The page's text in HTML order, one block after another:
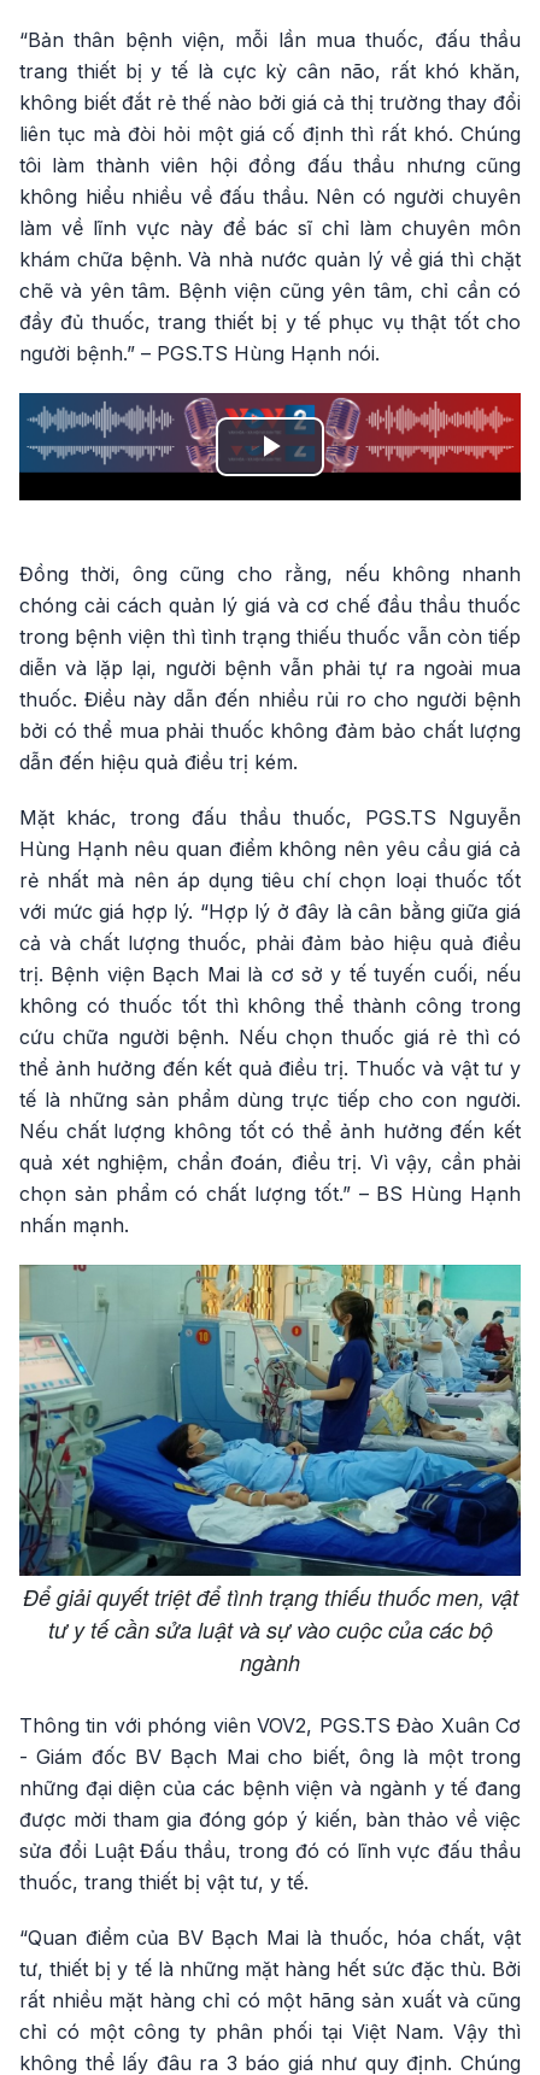
“Bản thân bệnh viện, mỗi lần mua thuốc, đấu thầu
trang thiết bị y tế là cực kỳ cân não, rất khó khăn,
không biết đắt rẻ thế nào bởi giá cả thị trường thay đổi
liên tục mà đòi hỏi một giá cố định thì rất khó. Chúng
tôi làm thành viên hội đồng đấu thầu nhưng cũng
không hiểu nhiều về đấu thầu. Nên có người chuyên
làm về lĩnh vực này để bác sĩ chỉ làm chuyên môn
khám chữa bệnh. Và nhà nước quản lý về giá thì chặt
chẽ và yên tâm. Bệnh viện cũng yên tâm, chỉ cần có
đầy đủ thuốc, trang thiết bị y tế phục vụ thật tốt cho
người bệnh.” – PGS.TS Hùng Hạnh nói.
Play
Đồng thời, ông cũng cho rằng, nếu không nhanh
chóng cải cách quản lý giá và cơ chế đầu thầu thuốc
trong bệnh viện thì tình trạng thiếu thuốc vẫn còn tiếp
diễn và lặp lại, người bệnh vẫn phải tự ra ngoài mua
thuốc. Điều này dẫn đến nhiều rủi ro cho người bệnh
bởi có thể mua phải thuốc không đảm bảo chất lượng
dẫn đến hiệu quả điều trị kém.
Mặt khác, trong đấu thầu thuốc, PGS.TS Nguyễn
Hùng Hạnh nêu quan điểm không nên yêu cầu giá cả
rẻ nhất mà nên áp dụng tiêu chí chọn loại thuốc tốt
với mức giá hợp lý. “Hợp lý ở đây là cân bằng giữa giá
cả và chất lượng thuốc, phải đảm bảo hiệu quả điều
trị. Bệnh viện Bạch Mai là cơ sở y tế tuyến cuối, nếu
không có thuốc tốt thì không thể thành công trong
cứu chữa người bệnh. Nếu chọn thuốc giá rẻ thì có
thể ảnh hưởng đến kết quả điều trị. Thuốc và vật tư y
tế là những sản phẩm dùng trực tiếp cho con người.
Nếu chất lượng không tốt có thể ảnh hưởng đến kết
quả xét nghiệm, chẩn đoán, điều trị. Vì vậy, cần phải
chọn sản phẩm có chất lượng tốt.” – BS Hùng Hạnh
nhấn mạnh.
Để giải quyết triệt để tình trạng thiếu thuốc men, vật
tư y tế cần sửa luật và sự vào cuộc của các bộ
ngành
Thông tin với phóng viên VOV2, PGS.TS Đào Xuân Cơ
- Giám đốc BV Bạch Mai cho biết, ông là một trong
những đại diện của các bệnh viện và ngành y tế đang
được mời tham gia đóng góp ý kiến, bàn thảo về việc
sửa đổi Luật Đấu thầu, trong đó có lĩnh vực đấu thầu
thuốc, trang thiết bị vật tư, y tế.
“Quan điểm của BV Bạch Mai là thuốc, hóa chất, vật
tư, thiết bị y tế là những mặt hàng hết sức đặc thù. Bởi
rất nhiều mặt hàng chỉ có một hãng sản xuất và cũng
chỉ có một công ty phân phối tại Việt Nam. Vậy thì
không thể lấy đâu ra 3 báo giá như quy định. Chúng